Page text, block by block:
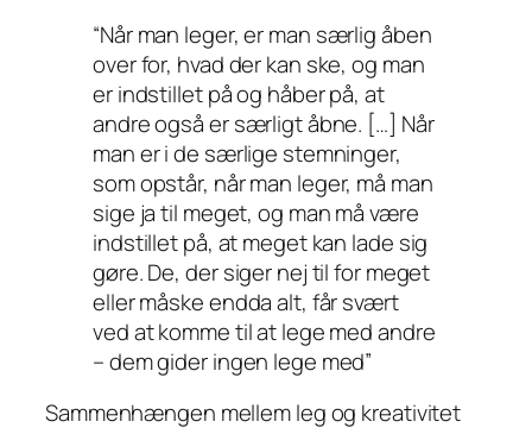
“Når man leger, er man særlig åben
over for, hvad der kan ske, og man
er indstillet på og håber på, at
andre også er særligt åbne. […] Når
man er i de særlige stemninger,
som opstår, når man leger, må man
sige ja til meget, og man må være
indstillet på, at meget kan lade sig
gøre. De, der siger nej til for meget
eller måske endda alt, får svært
ved at komme til at lege med andre
– dem gider ingen lege med”
Sammenhængen mellem leg og kreativitet